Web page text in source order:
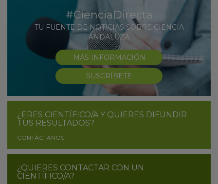
#CienciaDirecta
TU FUENTE DE NOTICIAS SOBRE CIENCIA
ANDALUZA
MÁS INFORMACIÓN
SUSCRÍBETE
¿ERES CIENTÍFICO/A Y QUIERES DIFUNDIR
TUS RESULTADOS?
CONTÁCTANOS
¿QUIERES CONTACTAR CON UN
CIENTÍFICO/A?